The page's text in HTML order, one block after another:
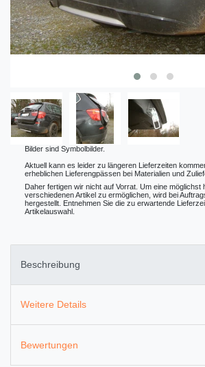
Bilder sind Symbolbilder.
Aktuell kann es leider zu längeren Lieferzeiten
erheblichen Lieferengpässen bei Materialien und
Daher fertigen wir nicht auf Vorrat. Um eine möglichst
verschiedenen Artikel zu ermöglichen, wird bei
hergestellt. Entnehmen Sie die zu erwartende
Artikelauswahl.
Beschreibung
Weitere Details
Bewertungen